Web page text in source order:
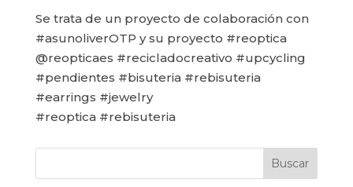
Se trata de un proyecto de colaboración con
#asunoliverOTP y su proyecto #reoptica
@reopticaes #recicladocreativo #upcycling
#pendientes #bisuteria #rebisuteria
#earrings #jewelry
#reoptica #rebisuteria